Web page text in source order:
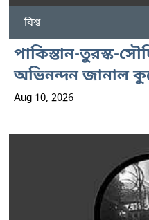
বিশ্ব
পাকিস্তান-তুরস্ক-
অভিনন্দন জানাল
Aug 10, 2026